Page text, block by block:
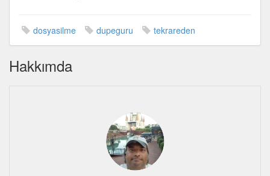
dosyasilme dupeguru tekrareden
Hakkımda